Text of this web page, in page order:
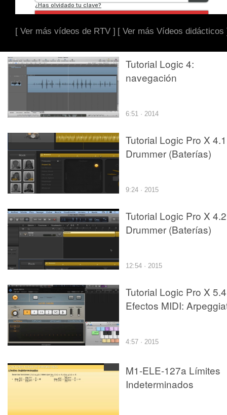
[ Ver más vídeos de RTV ] [ Ver más Vídeos didácticos
Tutorial Logic 4:
navegación
6:51 · 2014
Tutorial Logic Pro X 4.1
Drummer (Baterías)
9:24 · 2015
Tutorial Logic Pro X 4.2
Drummer (Baterías)
12:54 · 2015
Tutorial Logic Pro X 5.4
Efectos MIDI:
4:57 · 2015
M1-ELE-127a Límites
Indeterminados